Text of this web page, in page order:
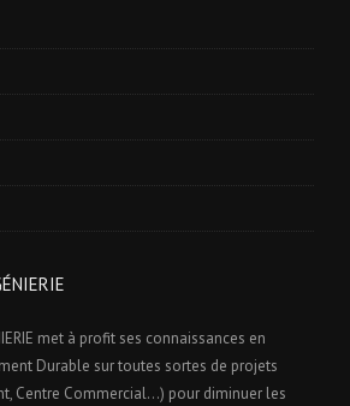
met à profit ses connaissances en
Durable sur toutes sortes de projets
Centre Commercial…) pour diminuer les